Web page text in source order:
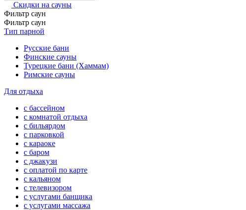
Скидки на сауны
Фильтр саун
Фильтр саун
Тип парной
Русские бани
Финские сауны
Турецкие бани (Хаммам)
Римские сауны
Для отдыха
с бассейном
с комнатой отдыха
с бильярдом
с парковкой
с караоке
с баром
с джакузи
с оплатой по карте
с кальяном
с телевизором
с услугами банщика
с услугами массажа